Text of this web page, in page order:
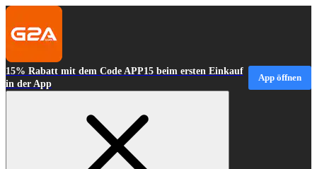
15% Rabatt mit dem Code APP15 beim ersten Einkauf
in der App
App öffnen